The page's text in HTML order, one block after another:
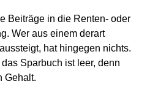
Beiträge in die Renten- oder
Wer aus einem derart
hat hingegen nichts.
Sparbuch ist leer, denn
Gehalt.